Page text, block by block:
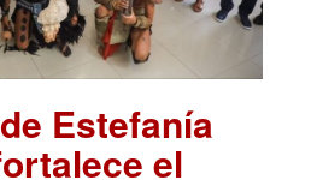
Estefanía
el